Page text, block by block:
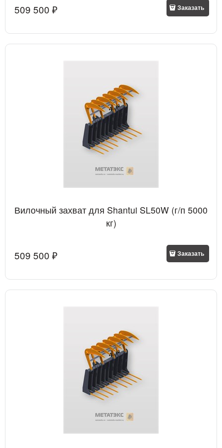
509 500 ₽ Заказать
Вилочный захват для Shantui SL50W (г/п 5000
кг)
509 500 ₽ Заказать